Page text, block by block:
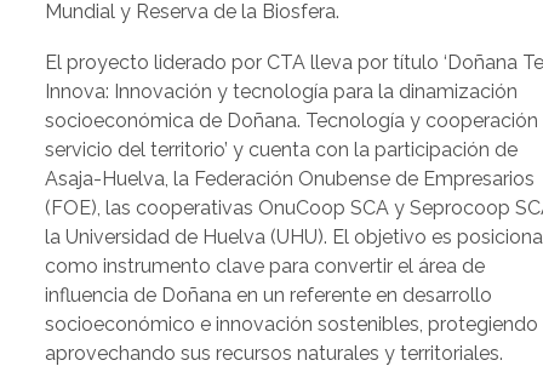
Mundial y Reserva de la Biosfera.
El proyecto liderado por CTA lleva por título ‘Doñana
Innova: Innovación y tecnología para la dinamización
socioeconómica de Doñana. Tecnología y cooperación
servicio del territorio’ y cuenta con la participación de
Asaja-Huelva, la Federación Onubense de Empresarios
(FOE), las cooperativas OnuCoop SCA y Seprocoop
la Universidad de Huelva (UHU). El objetivo es
como instrumento clave para convertir el área de
influencia de Doñana en un referente en desarrollo
socioeconómico e innovación sostenibles, protegiendo
aprovechando sus recursos naturales y territoriales.